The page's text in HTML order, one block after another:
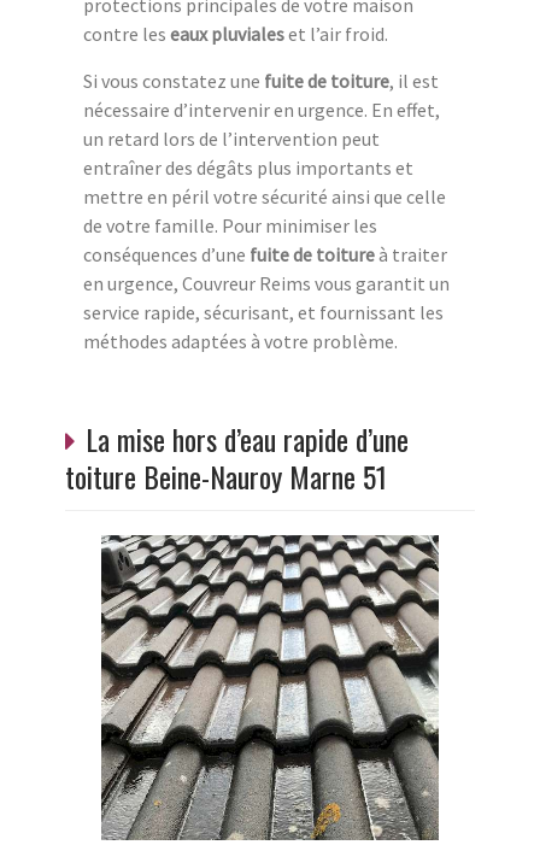
protections principales de votre maison
contre les eaux pluvialeset l’air froid.
Si vous constatez une fuite de toiture, il est
nécessaire d’intervenir en urgence. En effet,
un retard lors de l’intervention peut
entraîner des dégâts plus importants et
mettre en péril votre sécurité ainsi que celle
de votre famille. Pour minimiser les
conséquences d’une fuite de toitureà traiter
en urgence, Couvreur Reims vous garantit un
service rapide, sécurisant, et fournissant les
méthodes adaptées à votre problème.
La mise hors d’eau rapide d’une
toiture Beine-Nauroy Marne 51